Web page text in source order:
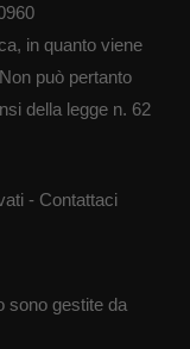
in quanto viene
può pertanto
della legge n. 62
- Contattaci
sono gestite da